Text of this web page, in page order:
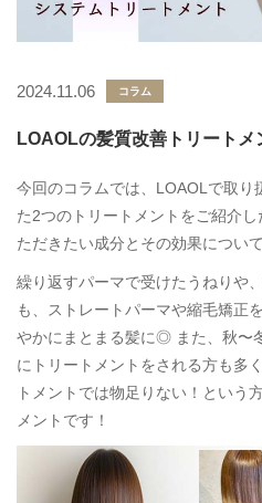
2024.11.06 コラム
LOAOLの髪質改善トリートメ
今回のコラムでは、LOAOLで取り
た2つのトリートメントをご紹介
ただきたい成分とその効果につい
繰り返すパーマで受けたうねりや
も、ストレートパーマや縮毛矯正
やかにまとまる髪に◎ また、秋〜
にトリートメントをされる方も多
トメントでは物足りない！という
メントです！